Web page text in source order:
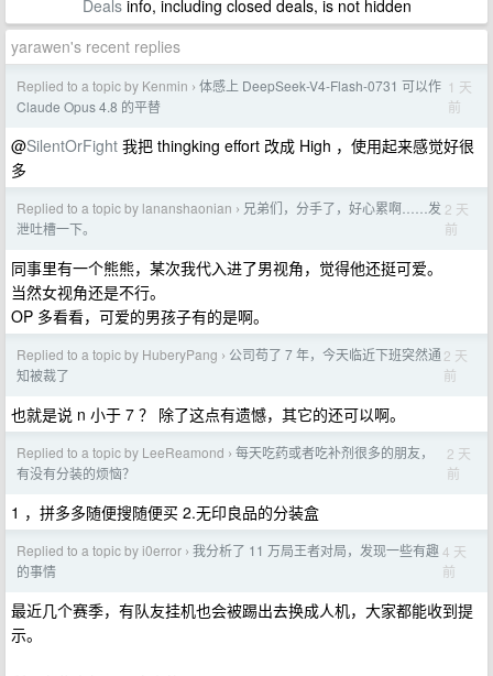
Dealsinfo, including closed deals, is not hidden
yarawen's recent replies
Replied to a topic by Kenmin › 体感上 DeepSeek-V4-Flash-0731 可以作
Claude Opus 4.8 的平替
1 天
前
@SilentOrFight 我把 thingking effort 改成 High ，使用起来感觉好很
多
Replied to a topic by lananshaonian › 兄弟们，分手了，好心累啊……发
泄吐槽一下。
2 天
前
同事里有一个熊熊，某次我代入进了男视角，觉得他还挺可爱。
当然女视角还是不行。
OP 多看看，可爱的男孩子有的是啊。
Replied to a topic by HuberyPang › 公司苟了 7 年，今天临近下班突然通
知被裁了
2 天
前
也就是说 n 小于 7 ？ 除了这点有遗憾，其它的还可以啊。
Replied to a topic by LeeReamond › 每天吃药或者吃补剂很多的朋友，
有没有分装的烦恼？
2 天
前
1 ，拼多多随便搜随便买 2.无印良品的分装盒
Replied to a topic by i0error › 我分析了 11 万局王者对局，发现一些有趣
的事情
4 天
前
最近几个赛季，有队友挂机也会被踢出去换成人机，大家都能收到提
示。